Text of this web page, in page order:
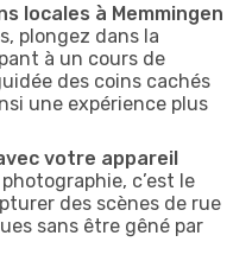
locales à Memmingen
plongez dans la
à un cours de
des coins cachés
une expérience plus
votre appareil
c’est le
des scènes de rue
sans être gêné par